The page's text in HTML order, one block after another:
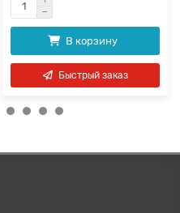
В корзину
Быстрый заказ